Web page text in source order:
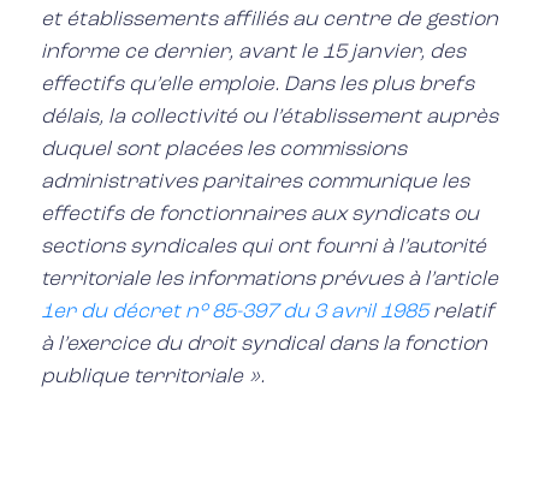
et établissements affiliés au centre de gestion
informe ce dernier, avant le 15 janvier, des
effectifs qu’elle emploie. Dans les plus brefs
délais, la collectivité ou l’établissement auprès
duquel sont placées les commissions
administratives paritaires communique les
effectifs de fonctionnaires aux syndicats ou
sections syndicales qui ont fourni à l’autorité
territoriale les informations prévues à l’article
1er du décret n° 85-397 du 3 avril 1985relatif
à l’exercice du droit syndical dans la fonction
publique territoriale ».